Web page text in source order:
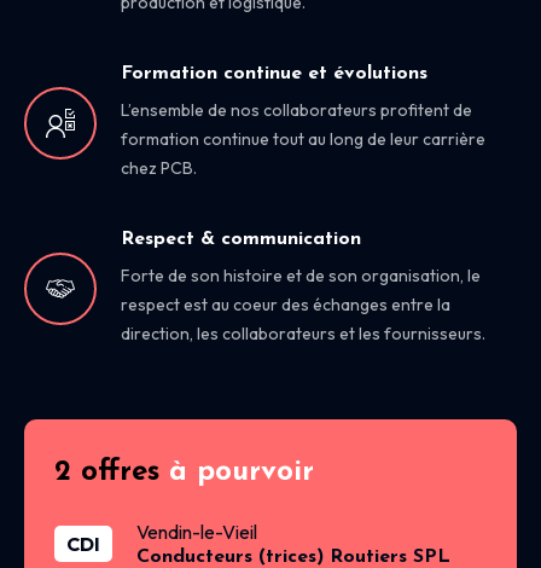
Formation continue et évolutions
L’ensemble de nos collaborateurs profitent de
formation continue tout au long de leur carrière
chez PCB.
Respect & communication
Forte de son histoire et de son organisation, le
respect est au coeur des échanges entre la
direction, les collaborateurs et les fournisseurs.
2 offres à pourvoir
CDI Vendin-le-Vieil
Conducteurs (trices) Routiers SPL